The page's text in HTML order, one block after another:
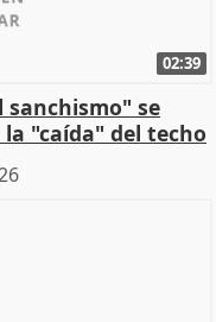
02:39
sanchismo" se
"caída" del techo